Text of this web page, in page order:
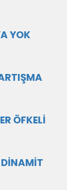
YOK
ÖFKELİ
DİNAMİT